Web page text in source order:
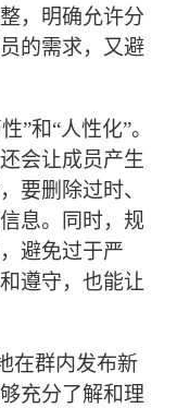
，明确允许分
的需求，又避
”和“人性化”。
会让成员产生
要删除过时、
息。同时，规
避免过于严
遵守，也能让
在群内发布新
充分了解和理